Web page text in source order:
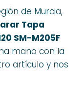
de Murcia,
Tapa
SM-M205F
mano con la
artículo y nos